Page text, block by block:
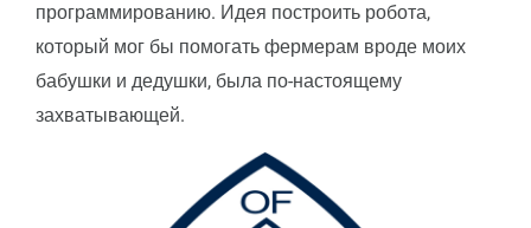
программированию. Идея построить робота,
который мог бы помогать фермерам вроде моих
бабушки и дедушки, была по-настоящему
захватывающей.